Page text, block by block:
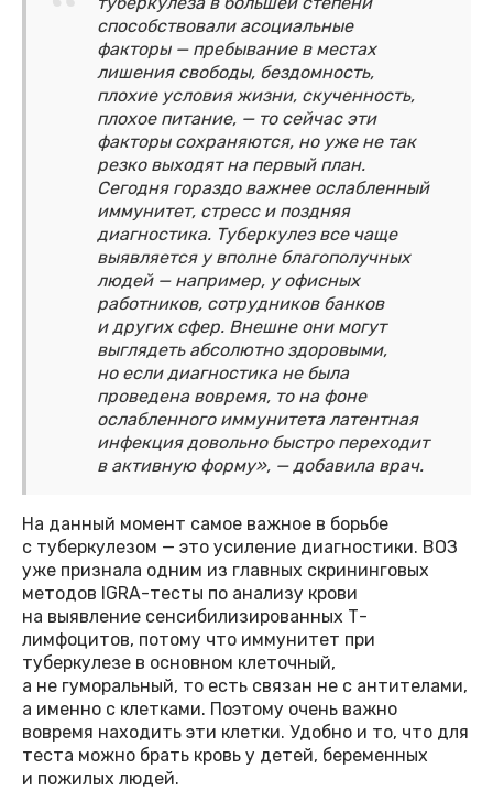
способствовали асоциальные
факторы — пребывание в местах
лишения свободы, бездомность,
плохие условия жизни, скученность,
плохое питание, — то сейчас эти
факторы сохраняются, но уже не так
резко выходят на первый план.
Сегодня гораздо важнее ослабленный
иммунитет, стресс и поздняя
диагностика. Туберкулез все чаще
выявляется у вполне благополучных
людей — например, у офисных
работников, сотрудников банков
и других сфер. Внешне они могут
выглядеть абсолютно здоровыми,
но если диагностика не была
проведена вовремя, то на фоне
ослабленного иммунитета латентная
инфекция довольно быстро переходит
в активную форму», — добавила врач.
На данный момент самое важное в борьбе
с туберкулезом — это усиление диагностики. ВОЗ
уже признала одним из главных скрининговых
методов IGRA-тесты по анализу крови
на выявление сенсибилизированных Т-
лимфоцитов, потому что иммунитет при
туберкулезе в основном клеточный,
а не гуморальный, то есть связан не с антителами,
а именно с клетками. Поэтому очень важно
вовремя находить эти клетки. Удобно и то, что для
теста можно брать кровь у детей, беременных
и пожилых людей.